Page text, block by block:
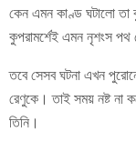
কেন এমন কাণ্ড ঘটালো তা
কুপরামর্শেই এমন নৃশংস পথ
তবে সেসব ঘটনা এখন
রেণুকে। তাই সময় নষ্ট না
তিনি।